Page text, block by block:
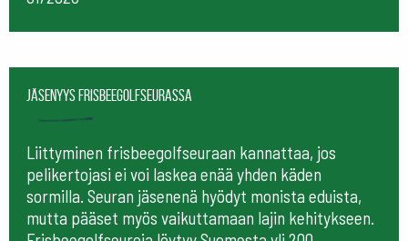
Jäsenyys frisbeegolfseurassa
Liittyminen frisbeegolfseuraan kannattaa, jos
pelikertojasi ei voi laskea enää yhden käden
sormilla. Seuran jäsenenä hyödyt monista eduista,
mutta pääset myös vaikuttamaan lajin kehitykseen.